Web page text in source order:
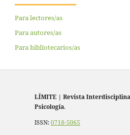
Para lectores/as
Para autores/as
Para bibliotecarios/as
LÍMITE | Revista
Psicología.
ISSN:0718-5065